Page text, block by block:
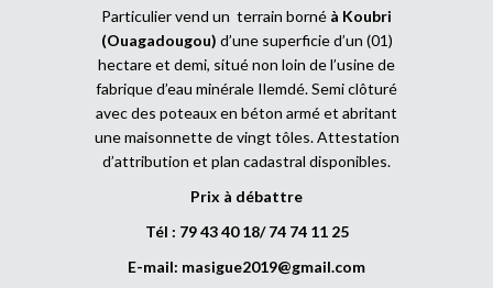
Particulier vend un terrain borné à Koubri
(Ouagadougou) d’une superficie d’un (01)
hectare et demi, situé non loin de l’usine de
fabrique d’eau minérale Ilemdé. Semi clôturé
avec des poteaux en béton armé et abritant
une maisonnette de vingt tôles. Attestation
d’attribution et plan cadastral disponibles.
Prix à débattre
Tél : 79 43 40 18/ 74 74 11 25
E-mail: masigue2019@gmail.com